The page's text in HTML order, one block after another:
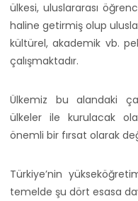
ülkesi, uluslararası
haline getirmiş olup
kültürel, akademik vb.
çalışmaktadır.
Ülkemiz bu alandaki
ülkeler ile kurulacak
önemli bir fırsat olarak
Türkiye’nin
temelde şu dört esasa